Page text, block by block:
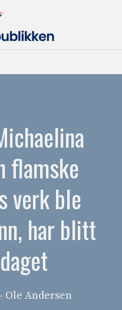
flamske
verk ble
har blitt
- Ole Andersen